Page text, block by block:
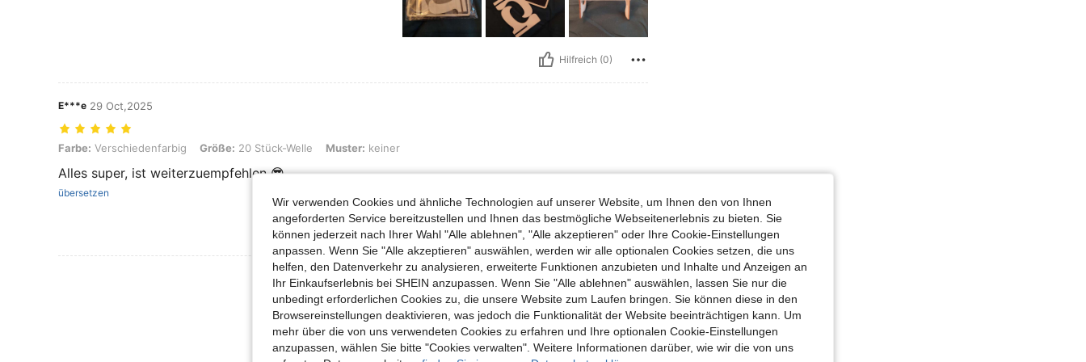
Hilfreich (0)
E***e 29 Oct,2025
Farbe: Verschiedenfarbig, Größe: 20 Stück-Welle, Muster: keiner
Farbe: Verschiedenfarbig Größe: 20 Stück-Welle Muster: keiner
Alles super, ist weiterzuempfehlen 😎
übersetzen
Hilfreich (0)
Mehr Bewertungen Ansehen
Wir verwenden Cookies und ähnliche Technologien auf unserer Website, um Ihnen den von Ihnen
angeforderten Service bereitzustellen und Ihnen das bestmögliche Webseitenerlebnis zu bieten. Sie
können jederzeit nach Ihrer Wahl "Alle ablehnen", "Alle akzeptieren" oder Ihre Cookie-Einstellungen
anpassen. Wenn Sie "Alle akzeptieren" auswählen, werden wir alle optionalen Cookies setzen, die uns
helfen, den Datenverkehr zu analysieren, erweiterte Funktionen anzubieten und Inhalte und Anzeigen an
Ihr Einkaufserlebnis bei SHEIN anzupassen. Wenn Sie "Alle ablehnen" auswählen, lassen Sie nur die
unbedingt erforderlichen Cookies zu, die unsere Website zum Laufen bringen. Sie können diese in den
Browsereinstellungen deaktivieren, was jedoch die Funktionalität der Website beeinträchtigen kann. Um
mehr über die von uns verwendeten Cookies zu erfahren und Ihre optionalen Cookie-Einstellungen
anzupassen, wählen Sie bitte "Cookies verwalten". Weitere Informationen darüber, wie wir die von uns